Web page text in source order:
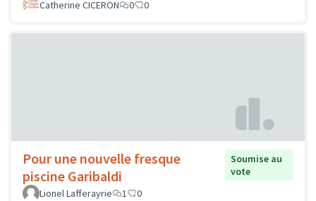
Catherine CICERON 0 0
Pour une nouvelle fresque
piscine Garibaldi
Soumise au
vote
Lionel Lafferayrie
1 0